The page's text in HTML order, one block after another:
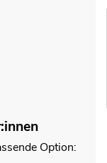
Option: